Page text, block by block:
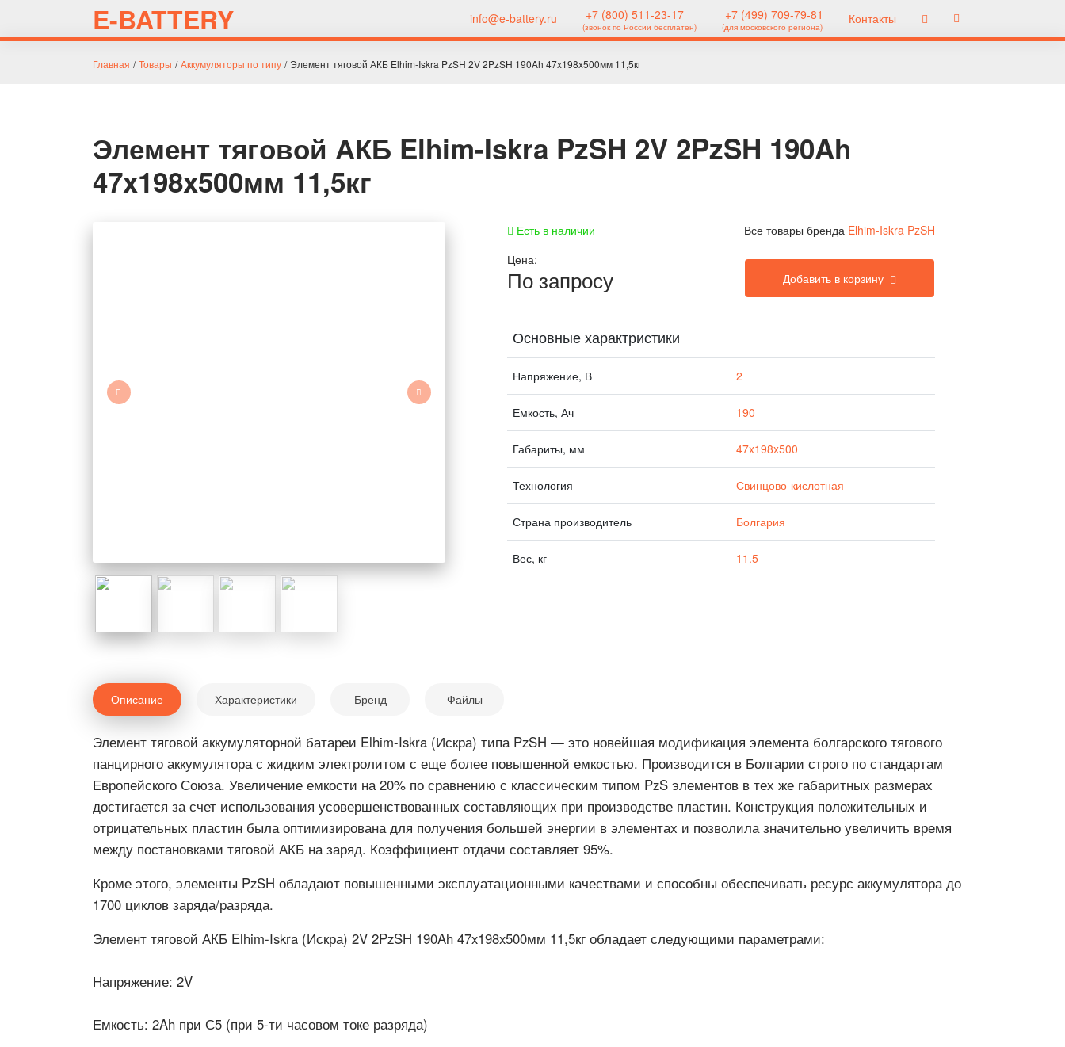
E-BATTERY info@e-battery.ru +7 (800) 511-23-17
(звонок по России бесплатен)
+7 (499) 709-79-81
(для московского региона)
Контакты
Главная / Товары / Аккумуляторы по типу / Элемент тяговой АКБ Elhim-Iskra PzSH 2V 2PzSH 190Ah 47x198x500мм 11,5кг
Элемент тяговой АКБ Elhim-Iskra PzSH 2V 2PzSH 190Ah
47x198x500мм 11,5кг
Есть в наличии Все товары бренда Elhim-Iskra PzSH
Цена:
По запросу Добавить в корзину
Основные характристики
Напряжение, В 2
Емкость, Ач 190
Габариты, мм 47x198x500
Технология Свинцово-кислотная
Страна производитель Болгария
Вес, кг 11.5
Описание Характеристики Бренд Файлы
Элемент тяговой аккумуляторной батареи Elhim-Iskra (Искра) типа PzSH — это новейшая модификация элемента болгарского тягового
панцирного аккумулятора с жидким электролитом с еще более повышенной емкостью. Производится в Болгарии строго по стандартам
Европейского Союза. Увеличение емкости на 20% по сравнению с классическим типом PzS элементов в тех же габаритных размерах
достигается за счет использования усовершенствованных составляющих при производстве пластин. Конструкция положительных и
отрицательных пластин была оптимизирована для получения большей энергии в элементах и позволила значительно увеличить время
между постановками тяговой АКБ на заряд. Коэффициент отдачи составляет 95%.
Кроме этого, элементы PzSH обладают повышенными эксплуатационными качествами и способны обеспечивать ресурс аккумулятора до
1700 циклов заряда/разряда.
Элемент тяговой АКБ Elhim-Iskra (Искра) 2V 2PzSH 190Ah 47x198x500мм 11,5кг обладает следующими параметрами:
Напряжение: 2V
Емкость: 2Ah при С5 (при 5-ти часовом токе разряда)